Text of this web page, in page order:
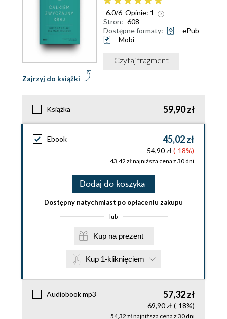
Zajrzyj do książki
6.0/6 Opinie: 1
Stron: 608
Dostępne formaty:
ePub
Mobi
Czytaj fragment
Książka 59,90 zł
Ebook 45,02 zł
54,90 zł(-18%)
43,42 zł najniższa cena z 30 dni
Dodaj do koszyka
Dostępny natychmiast po opłaceniu zakupu
lub
Kup na prezent
Kup 1-kliknięciem
Audiobook mp3 57,32 zł
69,90 zł(-18%)
54,32 zł najniższa cena z 30 dni